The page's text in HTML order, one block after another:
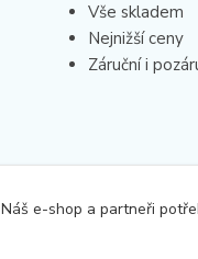
Vše skladem
Nejnižší ceny
Záruční i
Náš e-shop a partneři